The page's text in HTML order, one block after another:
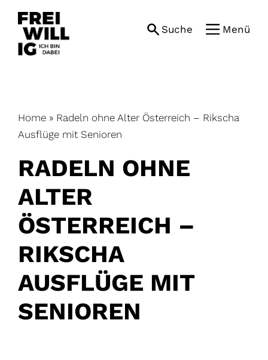
content
Suche Menü
Home » Radeln ohne Alter Österreich – Rikscha
Ausflüge mit Senioren
RADELN OHNE
ALTER
ÖSTERREICH –
RIKSCHA
AUSFLÜGE MIT
SENIOREN